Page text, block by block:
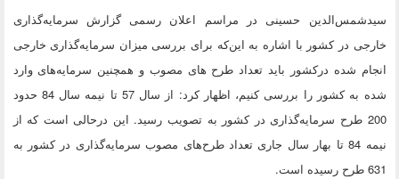
سیدشمس‌الدین حسینی در مراسم اعلان رسمی گزارش سرمایه‌گذاری
خارجی در کشور با اشاره به این‌که برای بررسی میزان سرمایه‌گذاری خارجی
انجام شده درکشور باید تعداد طرح های مصوب و همچنین سرمایه‌های وارد
شده به کشور را بررسی کنیم، اظهار کرد: از سال 57 تا نیمه سال 84 حدود
200 طرح سرمایه‌گذاری در کشور به تصویب رسید. این درحالی است که از
نیمه 84 تا بهار سال جاری تعداد طرح‌های مصوب سرمایه‌گذاری ‌در کشور به
631 طرح رسیده است.